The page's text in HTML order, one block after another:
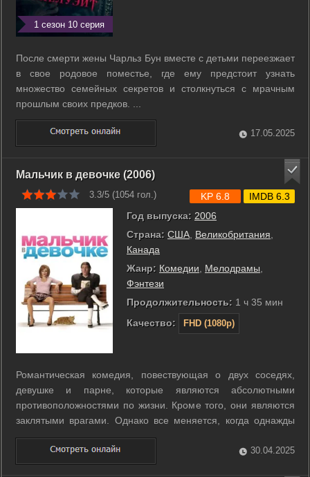
1 сезон 10 серия
После смерти жены Чарльз Бун вместе с детьми переезжает
в свое родовое поместье, где ему предстоит узнать
множество семейных секретов и столкнуться с мрачным
прошлым своих предков. ...
17.05.2025
Мальчик в девочке (2006)
3.3/5 (1054 гол.)
Год выпуска: 2006
Страна: США Великобритания
Канада
Жанр: Комедии Мелодрамы
Фэнтези
Продолжительность: 1 ч 35 мин
Качество:
FHD (1080p)
KP 6.8 IMDB 6.3
Романтическая комедия, повествующая о двух соседях,
девушке и парне, которые являются абсолютными
противоположностями по жизни. Кроме того, они являются
заклятыми врагами. Однако все меняется, когда однажды
утром они обмениваются телами. Их реакция достаточно
неожиданна, поначалу они пытаются нанести вред
репутации своему новому образу, но ...
30.04.2025